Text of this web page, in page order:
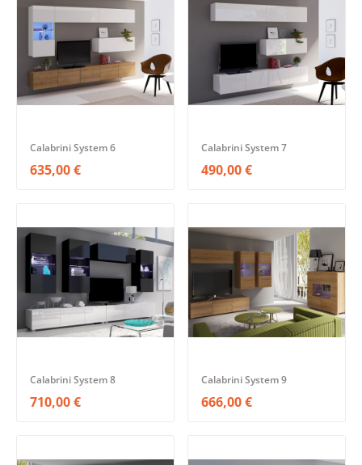
Calabrini System 6
635,00 €
Calabrini System 7
490,00 €
Calabrini System 8
710,00 €
Calabrini System 9
666,00 €